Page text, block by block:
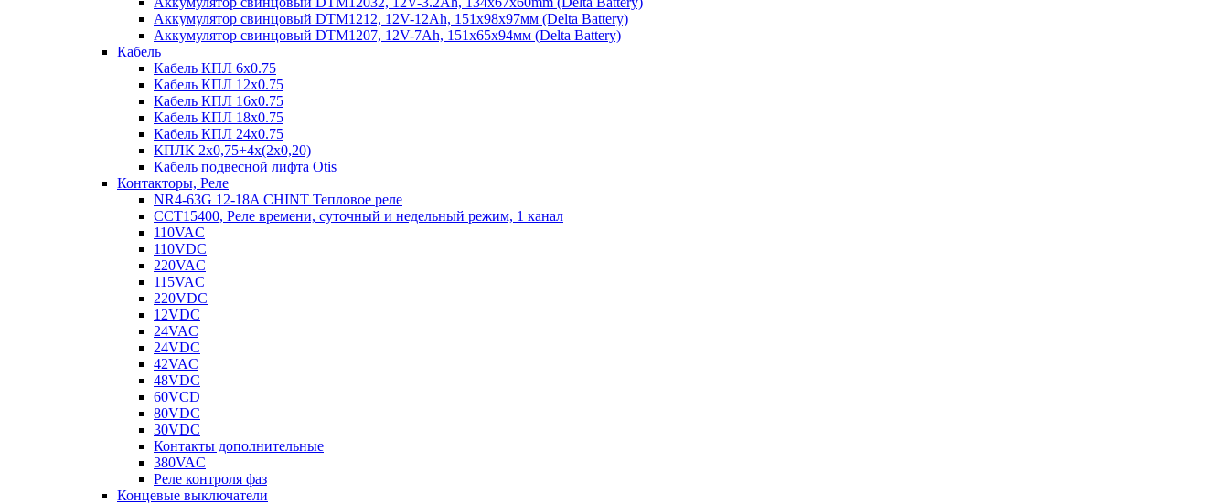
Аккумулятор свинцовый DTM1212, 12V-12Ah, 151х98х97мм (Delta Battery)
Аккумулятор свинцовый DTM1207, 12V-7Ah, 151х65х94мм (Delta Battery)
Кабель
Кабель КПЛ 6х0.75
Кабель КПЛ 12х0.75
Кабель КПЛ 16х0.75
Кабель КПЛ 18х0.75
Кабель КПЛ 24х0.75
КПЛК 2х0,75+4х(2х0,20)
Кабель подвесной лифта Otis
Контакторы, Реле
NR4-63G 12-18A CHINT Тепловое реле
CCT15400, Реле времени, суточный и недельный режим, 1 канал
110VAC
110VDC
220VAC
115VAC
220VDC
12VDC
24VAC
24VDC
42VAC
48VDC
60VCD
80VDC
30VDC
Контакты дополнительные
380VAC
Реле контроля фаз
Концевые выключатели